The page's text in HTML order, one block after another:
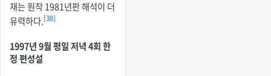
재는 원작 1981년판 해석이 더
유력하다.[38]
1997년 9월 평일 저녁 4회 한
정 편성설